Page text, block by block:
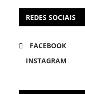
REDES SOCIAIS
FACEBOOK
INSTAGRAM